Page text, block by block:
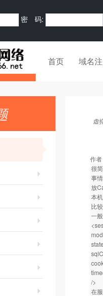
密 码:
首页 域名
虚
作者
很
事
放
本
比
一
/>
在